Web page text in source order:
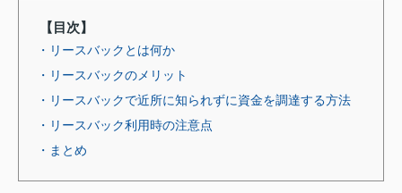
【目次】
・リースバックとは何か
・リースバックのメリット
・リースバックで近所に知られずに資金を調達する方法
・リースバック利用時の注意点
・まとめ